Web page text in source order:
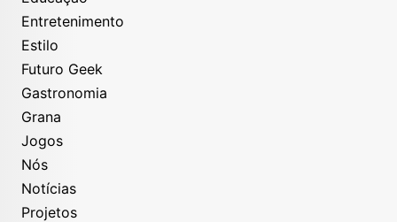
Entretenimento
Estilo
Futuro Geek
Gastronomia
Grana
Jogos
Nós
Notícias
Projetos